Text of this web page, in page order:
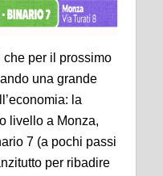
che per il prossimo
una grande
la
livello a Monza,
7 (a pochi passi
per ribadire